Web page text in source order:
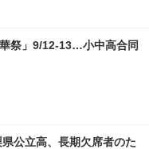
祭」9/12-13…小中高合同
県公立高、長期欠席者のた